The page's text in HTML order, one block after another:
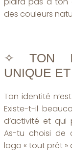
des couleurs
✧ TON
UNIQUE
Ton identité
Existe-t-il
d’activité et qui
As-tu choisi de
logo « tout prêt »